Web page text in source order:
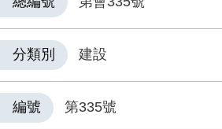
分類別 建設
編號 第335號